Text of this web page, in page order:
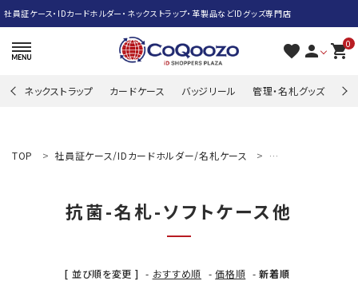
社員証ケース・IDカードホルダー・ネックストラップ・革製品などIDグッズ専門店
favorite person 0
shopping_cart
ネックストラップ カードケース バッジリール 管理・名札グッズ 牛
ようこそ ゲスト 様
TOP 社員証ケース/IDカードホルダー/名札ケース 抗菌-名札-ソフトケ
抗菌-名札-ソフトケース他
[ 並び順を変更 ] - おすすめ順 -価格順 -新着順